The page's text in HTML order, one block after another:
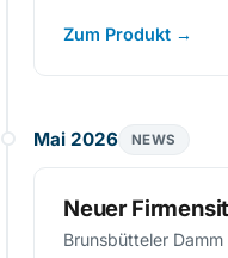
Zum Produkt →
Mai 2026 NEWS
Neuer
Brunsbütteler